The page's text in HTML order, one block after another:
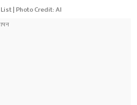
| Photo Credit: AI